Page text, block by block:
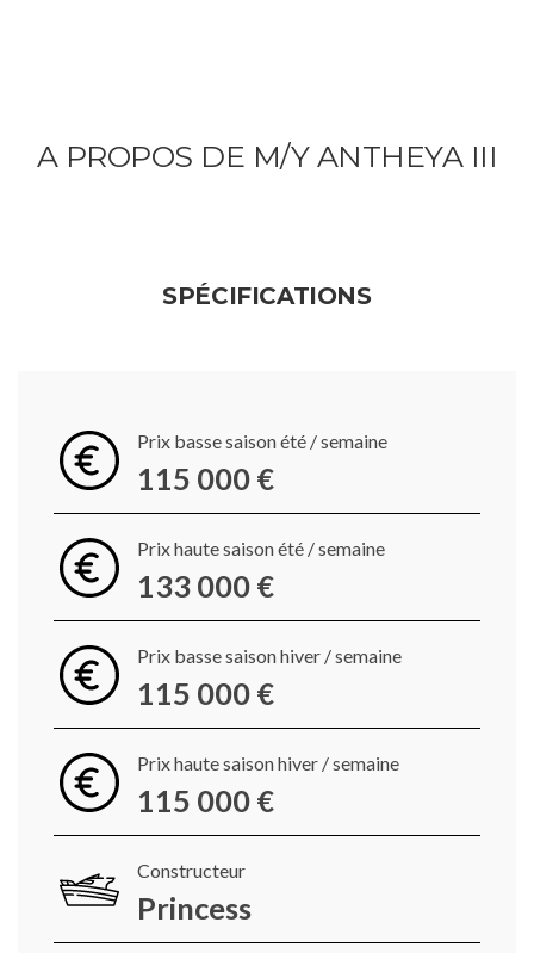
A PROPOS DE M/Y ANTHEYA III
SPÉCIFICATIONS
Prix basse saison été / semaine
115 000 €
Prix haute saison été / semaine
133 000 €
Prix basse saison hiver / semaine
115 000 €
Prix haute saison hiver / semaine
115 000 €
Constructeur
Princess